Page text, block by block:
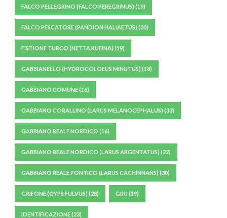
FALCO PELLEGRINO (FALCO PEREGRINUS) (19)
FALCO PESCATORE (PANDION HALIAETUS) (30)
FISTIONE TURCO (NETTA RUFINA) (19)
GABBIANELLO (HYDROCOLOEUS MINUTUS) (18)
GABBIANO COMUNE(16)
GABBIANO CORALLINO (LARUS MELANOCEPHALUS) (33)
GABBIANO REALE NORDICO (16)
GABBIANO REALE NORDICO (LARUS ARGENTATUS) (22)
GABBIANO REALE PONTICO (LARUS CACHINNANS) (30)
GRIFONE (GYPS FULVUS) (28) GRU (19)
IDENTIFICAZIONE(23)